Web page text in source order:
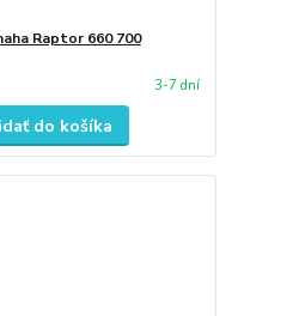
Raptor 660 700
3-7 dní
do košíka